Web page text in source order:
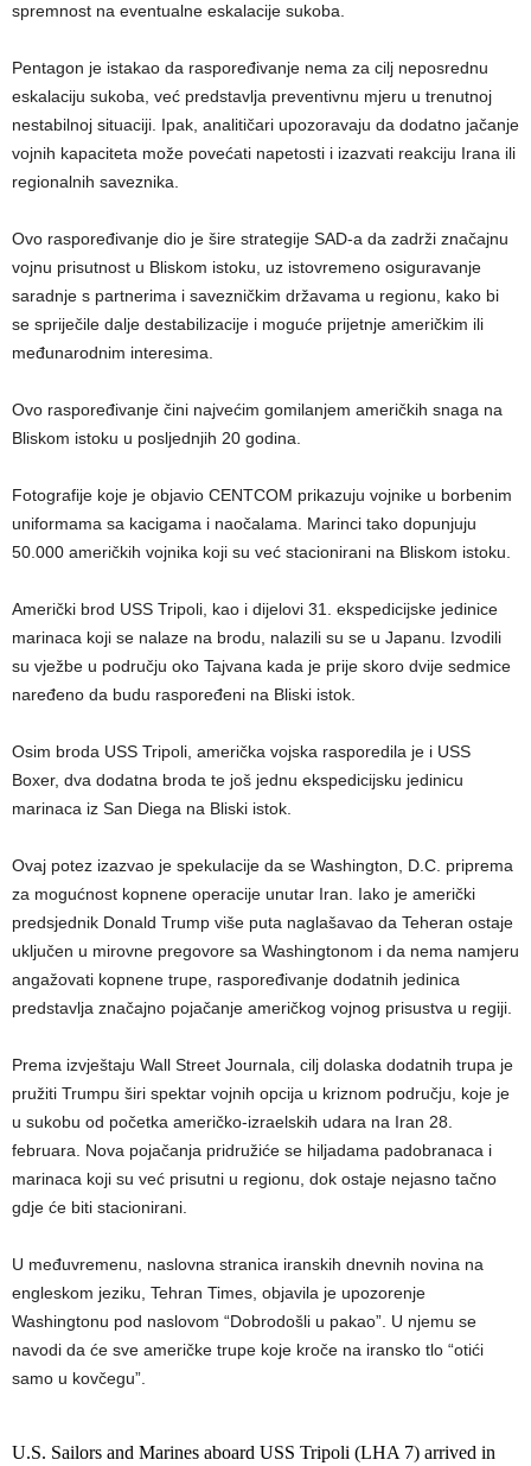
spremnost na eventualne eskalacije sukoba.
Pentagon je istakao da raspoređivanje nema za cilj neposrednu
eskalaciju sukoba, već predstavlja preventivnu mjeru u trenutnoj
nestabilnoj situaciji. Ipak, analitičari upozoravaju da dodatno jačanje
vojnih kapaciteta može povećati napetosti i izazvati reakciju Irana ili
regionalnih saveznika.
Ovo raspoređivanje dio je šire strategije SAD-a da zadrži značajnu
vojnu prisutnost u Bliskom istoku, uz istovremeno osiguravanje
saradnje s partnerima i savezničkim državama u regionu, kako bi
se spriječile dalje destabilizacije i moguće prijetnje američkim ili
međunarodnim interesima.
Ovo raspoređivanje čini najvećim gomilanjem američkih snaga na
Bliskom istoku u posljednjih 20 godina.
Fotografije koje je objavio CENTCOM prikazuju vojnike u borbenim
uniformama sa kacigama i naočalama. Marinci tako dopunjuju
50.000 američkih vojnika koji su već stacionirani na Bliskom istoku.
Američki brod USS Tripoli, kao i dijelovi 31. ekspedicijske jedinice
marinaca koji se nalaze na brodu, nalazili su se u Japanu. Izvodili
su vježbe u području oko Tajvana kada je prije skoro dvije sedmice
naređeno da budu raspoređeni na Bliski istok.
Osim broda USS Tripoli, američka vojska rasporedila je i USS
Boxer, dva dodatna broda te još jednu ekspedicijsku jedinicu
marinaca iz San Diega na Bliski istok.
Ovaj potez izazvao je spekulacije da se Washington, D.C. priprema
za mogućnost kopnene operacije unutar Iran. Iako je američki
predsjednik Donald Trump više puta naglašavao da Teheran ostaje
uključen u mirovne pregovore sa Washingtonom i da nema namjeru
angažovati kopnene trupe, raspoređivanje dodatnih jedinica
predstavlja značajno pojačanje američkog vojnog prisustva u regiji.
Prema izvještaju Wall Street Journala, cilj dolaska dodatnih trupa je
pružiti Trumpu širi spektar vojnih opcija u kriznom području, koje je
u sukobu od početka američko-izraelskih udara na Iran 28.
februara. Nova pojačanja pridružiće se hiljadama padobranaca i
marinaca koji su već prisutni u regionu, dok ostaje nejasno tačno
gdje će biti stacionirani.
U međuvremenu, naslovna stranica iranskih dnevnih novina na
engleskom jeziku, Tehran Times, objavila je upozorenje
Washingtonu pod naslovom “Dobrodošli u pakao”. U njemu se
navodi da će sve američke trupe koje kroče na iransko tlo “otići
samo u kovčegu”.
U.S. Sailors and Marines aboard USS Tripoli (LHA 7) arrived in